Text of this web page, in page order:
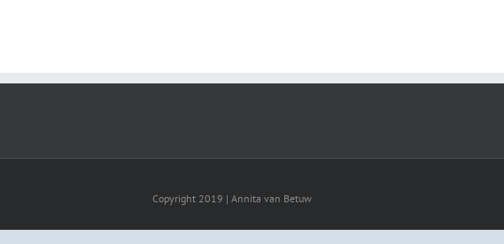
Copyright 2019 | Annita van Betuw